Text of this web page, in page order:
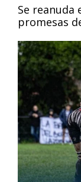
Se reanuda
promesas